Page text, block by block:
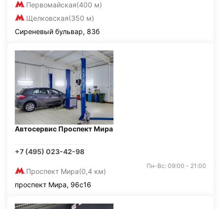
Первомайская(400 м)
Щелковская(350 м)
Сиреневый бульвар, 83б
Автосервис Проспект Мира
+7 (495) 023-42-98
Проспект Мира(0,4 км)
Пн-Вс: 09:00 - 21:00
проспект Мира, 96с16